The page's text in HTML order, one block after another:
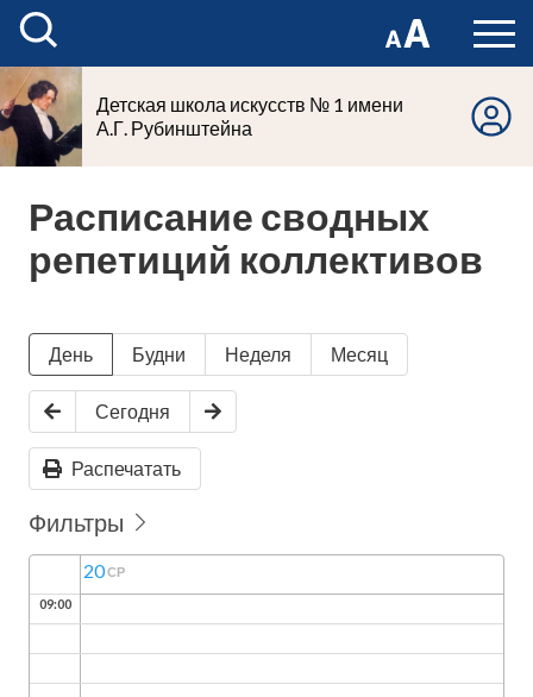
Детская школа искусств № 1 имени
А.Г. Рубинштейна
Расписание сводных
репетиций коллективов
День Будни Неделя Месяц
Сегодня
Распечатать
Фильтры
20СР
09:00